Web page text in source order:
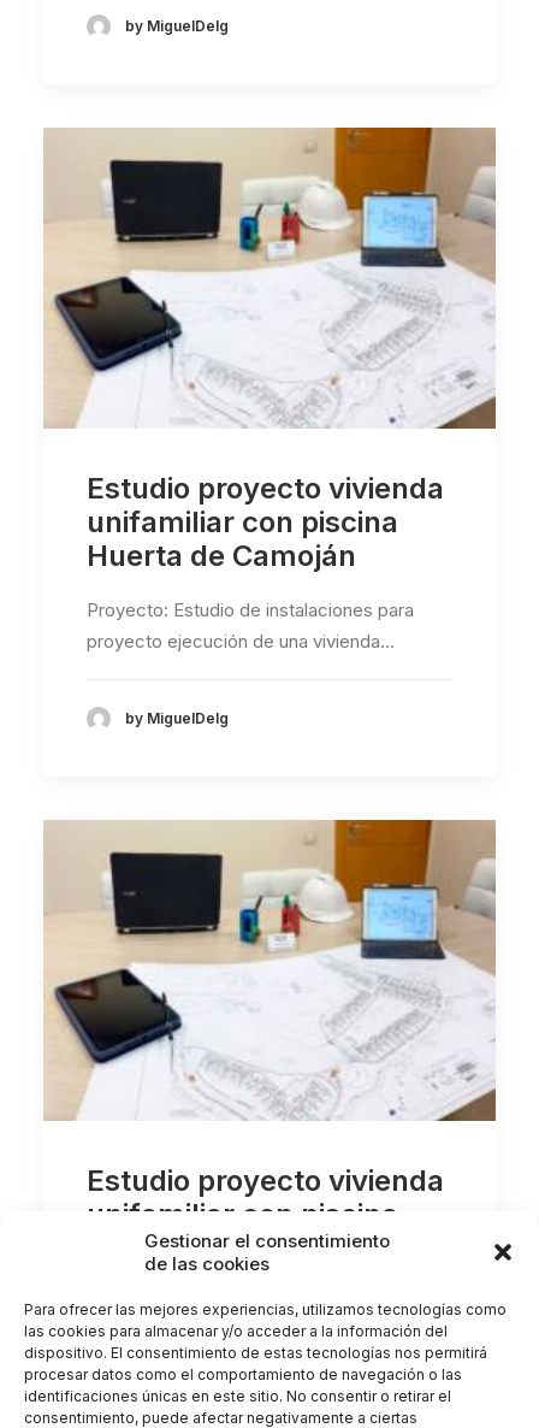
Gestionar el consentimiento
de las cookies
Para ofrecer las mejores experiencias, utilizamos tecnologías como
las cookies para almacenar y/o acceder a la información del
dispositivo. El consentimiento de estas tecnologías nos permitirá
procesar datos como el comportamiento de navegación o las
identificaciones únicas en este sitio. No consentir o retirar el
consentimiento, puede afectar negativamente a ciertas
by MiguelDelg
Estudio proyecto vivienda
unifamiliar con piscina
Huerta de Camoján
Proyecto: Estudio de instalaciones para
proyecto ejecución de una vivienda…
by MiguelDelg
Estudio proyecto vivienda
unifamiliar con piscina
Rosario 415
Proyecto: Estudio de instalaciones para
proyecto ejecución de una vivienda…
by MiguelDelg